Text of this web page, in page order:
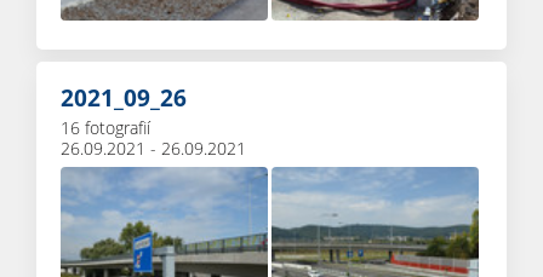
2021_09_26
16 fotografií
26.09.2021 - 26.09.2021